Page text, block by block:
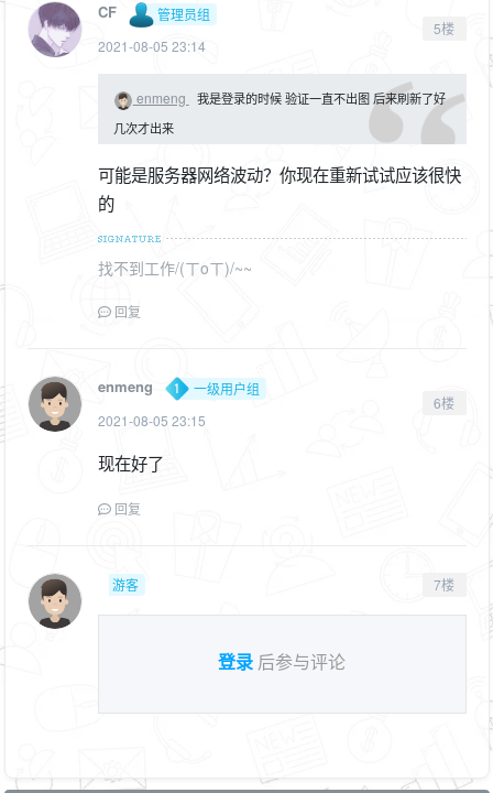
CF
管理员组
2021-08-05 23:14
5楼
enmeng
我是登录的时候 验证一直不出图 后来刷新了好
几次才出来
可能是服务器网络波动？你现在重新试试应该很快
的
找不到工作/(ㄒoㄒ)/~~
回复
enmeng
一级用户组
2021-08-05 23:15
6楼
现在好了
回复
游客 7楼
登录 后参与评论